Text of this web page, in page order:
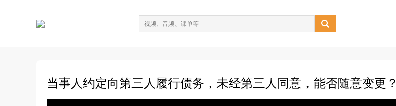

当事人约定向第三人履行债务，未经第三人同意，能否随意变更？